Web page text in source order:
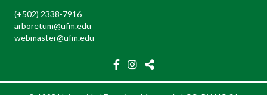
(+502) 2338-7916
arboretum@ufm.edu
webmaster@ufm.edu